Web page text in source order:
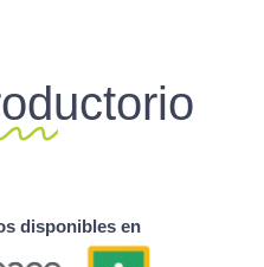
disponibles en